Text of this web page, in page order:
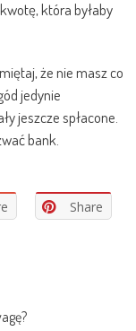
która byłaby
że nie masz co
jedynie
jeszcze spłacone.
bank.
Share